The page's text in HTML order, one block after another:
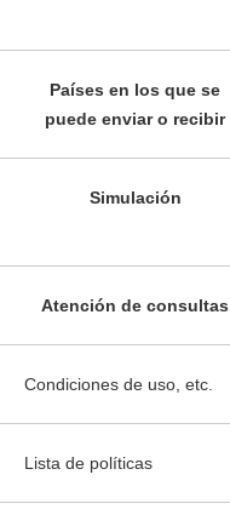
Países en los que se
puede enviar o recibir
Simulación
Atención de consultas
Condiciones de uso, etc.
Lista de políticas